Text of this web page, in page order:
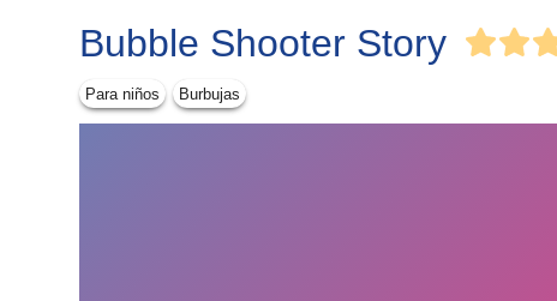
Bubble Shooter Story
Para niños Burbujas